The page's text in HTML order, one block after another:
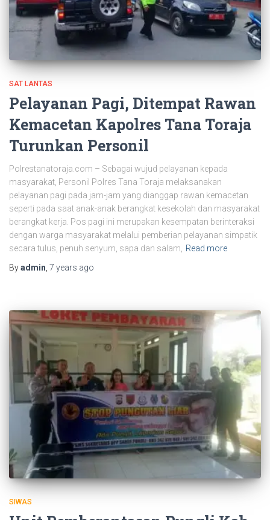
SAT LANTAS
Pelayanan Pagi, Ditempat Rawan
Kemacetan Kapolres Tana Toraja
Turunkan Personil
Polrestanatoraja.com – Sebagai wujud pelayanan kepada
masyarakat, Personil Polres Tana Toraja melaksanakan
pelayanan pagi pada jam-jam yang dianggap rawan kemacetan
seperti pada saat anak-anak berangkat kesekolah dan masyarakat
berangkat kerja. Pos pagi ini merupakan kesempatan berinteraksi
dengan warga masyarakat melalui pemberian pelayanan simpatik
secara tulus, penuh senyum, sapa dan salam,
Read more
Byadmin 7 years ago
SIWAS